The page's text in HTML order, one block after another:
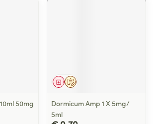
50mg
Op voorschrift
Geneesmiddel
Dormicum Amp 1 X 5mg/
5ml